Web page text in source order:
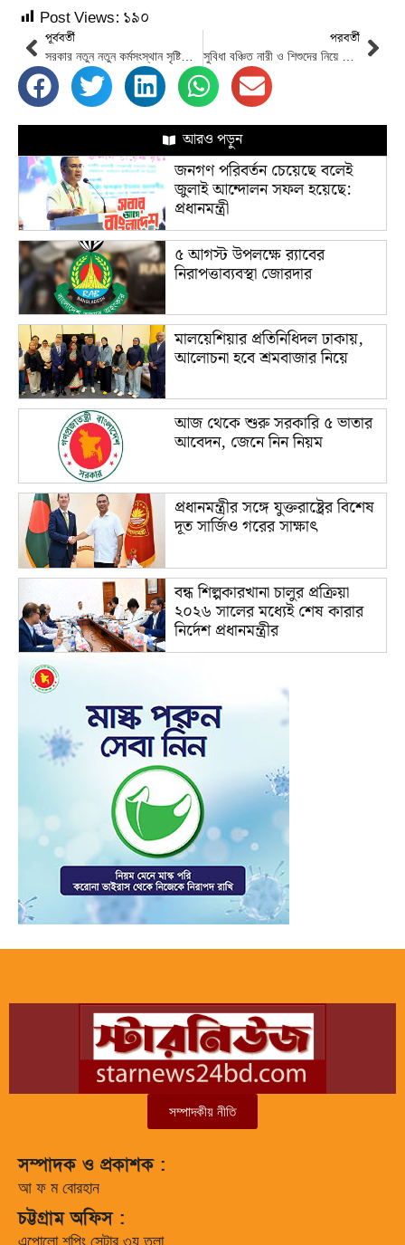
Post Views: ১৯০
পূর্ববর্তী
সরকার নতুন নতুন কর্মসংস্থান সৃষ্টিতে কাজ করছে : অর্থমন্ত্রী
পরবর্তী
আরও পড়ুন
জনগণ পরিবর্তন চেয়েছে বলেই
জুলাই আন্দোলন সফল হয়েছে:
প্রধানমন্ত্রী
৫ আগস্ট উপলক্ষে র‌্যাবের
নিরাপত্তাব্যবস্থা জোরদার
মালয়েশিয়ার প্রতিনিধিদল ঢাকায়,
আলোচনা হবে শ্রমবাজার নিয়ে
আজ থেকে শুরু সরকারি ৫ ভাতার
আবেদন, জেনে নিন নিয়ম
প্রধানমন্ত্রীর সঙ্গে যুক্তরাষ্ট্রের বিশেষ
দূত সার্জিও গরের সাক্ষাৎ
বন্ধ শিল্পকারখানা চালুর প্রক্রিয়া
২০২৬ সালের মধ্যেই শেষ কারার
নির্দেশ প্রধানমন্ত্রীর
সম্পাদকীয় নীতি
সম্পাদক ও প্রকাশক :
আ ফ ম বোরহান
চট্টগ্রাম অফিস :
এপোলো শপিং সেন্টার ৩য় তলা,